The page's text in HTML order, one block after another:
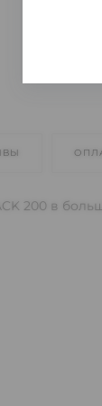
200 в